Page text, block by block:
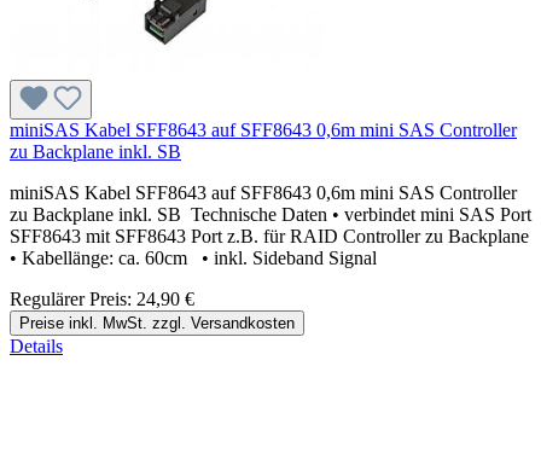
miniSAS Kabel SFF8643 auf SFF8643 0,6m mini SAS Controller
zu Backplane inkl. SB
miniSAS Kabel SFF8643 auf SFF8643 0,6m mini SAS Controller
zu Backplane inkl. SB Technische Daten • verbindet mini SAS Port
SFF8643 mit SFF8643 Port z.B. für RAID Controller zu Backplane
• Kabellänge: ca. 60cm • inkl. Sideband Signal
Regulärer Preis: 24,90 €
Preise inkl. MwSt. zzgl. Versandkosten
Details